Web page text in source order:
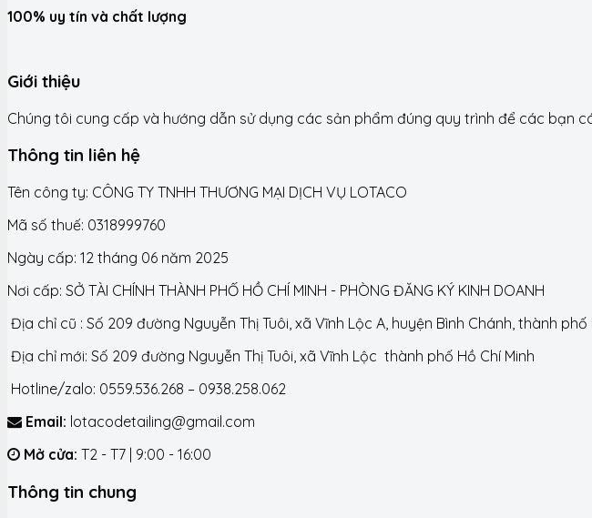
100% uy tín và chất lượng
Giới thiệu
Chúng tôi cung cấp và hướng dẫn sử dụng các sản phẩm đúng quy trình để các bạn
Thông tin liên hệ
Tên công ty: CÔNG TY TNHH THƯƠNG MẠI DỊCH VỤ LOTACO
Mã số thuế: 0318999760
Ngày cấp: 12 tháng 06 năm 2025
Nơi cấp: SỞ TÀI CHÍNH THÀNH PHỐ HỒ CHÍ MINH - PHÒNG ĐĂNG KÝ KINH DOANH
Địa chỉ cũ : Số 209 đường Nguyễn Thị Tuôi, xã Vĩnh Lộc A, huyện Bình Chánh, thành phố
Địa chỉ mới: Số 209 đường Nguyễn Thị Tuôi, xã Vĩnh Lộc thành phố Hồ Chí Minh
Hotline/zalo: 0559.536.268 – 0938.258.062
Email: lotacodetailing@gmail.com
Mở cửa: T2 - T7 | 9:00 - 16:00
Thông tin chung